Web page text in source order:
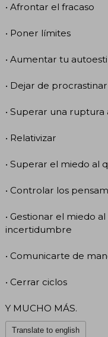
• Afrontar el fracaso
• Poner límites
• Aumentar tu
• Dejar de procrastinar
• Superar una ruptura
• Relativizar
• Superar el miedo al
• Controlar los
• Gestionar el miedo
incertidumbre
• Comunicarte de
• Cerrar ciclos
Y MUCHO MÁS.
Translate to english